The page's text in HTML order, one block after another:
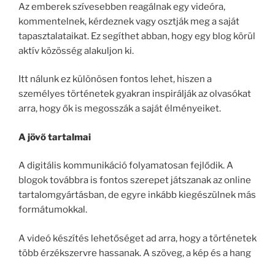
Az emberek szívesebben reagálnak egy videóra,
kommentelnek, kérdeznek vagy osztják meg a saját
tapasztalataikat. Ez segíthet abban, hogy egy blog körül
aktív közösség alakuljon ki.
Itt nálunk ez különösen fontos lehet, hiszen a
személyes történetek gyakran inspirálják az olvasókat
arra, hogy ők is megosszák a saját élményeiket.
A jövő tartalmai
A digitális kommunikáció folyamatosan fejlődik. A
blogok továbbra is fontos szerepet játszanak az online
tartalomgyártásban, de egyre inkább kiegészülnek más
formátumokkal.
A videó készítés lehetőséget ad arra, hogy a történetek
több érzékszervre hassanak. A szöveg, a kép és a hang